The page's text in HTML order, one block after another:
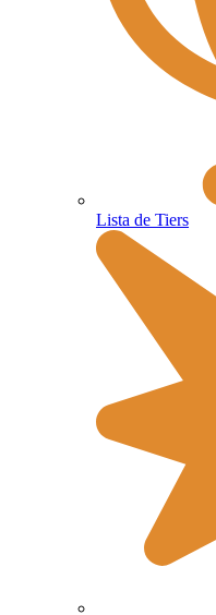
Lista de Tiers